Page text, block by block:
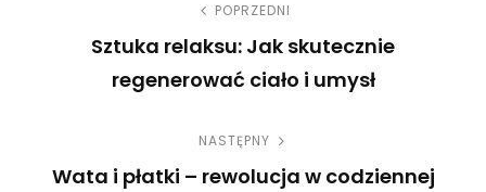
POPRZEDNI
Sztuka relaksu: Jak skutecznie
regenerować ciało i umysł
NASTĘPNY
Wata i płatki – rewolucja w codziennej